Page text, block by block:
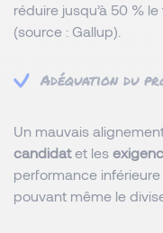
réduire jusqu’à 50 %
(source : Gallup).
Adéquation du
Un mauvais
candidatet les
performance inférieure
pouvant même le